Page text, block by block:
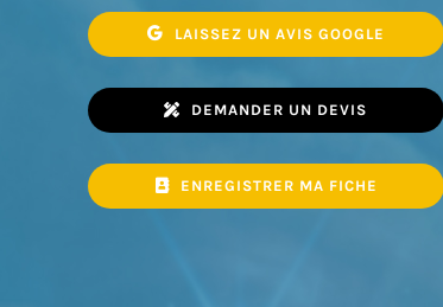
LAISSEZ UN AVIS GOOGLE
DEMANDER UN DEVIS
ENREGISTRER MA FICHE